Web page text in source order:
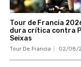
Tour de Francia
dura crítica contra
Seixas
Tour De Francia 02/08/